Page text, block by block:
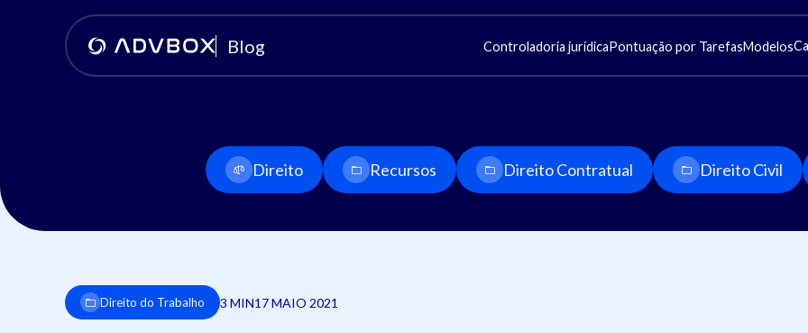
Blog Controladoria jurídicaPontuação por TarefasModelos
Direito Recursos Direito Contratual Direito Civil
Direito do Trabalho 3 MIN17 MAIO 2021